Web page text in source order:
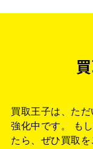
買取王子は、た
強化中です。
も
たら、 ぜひ買取